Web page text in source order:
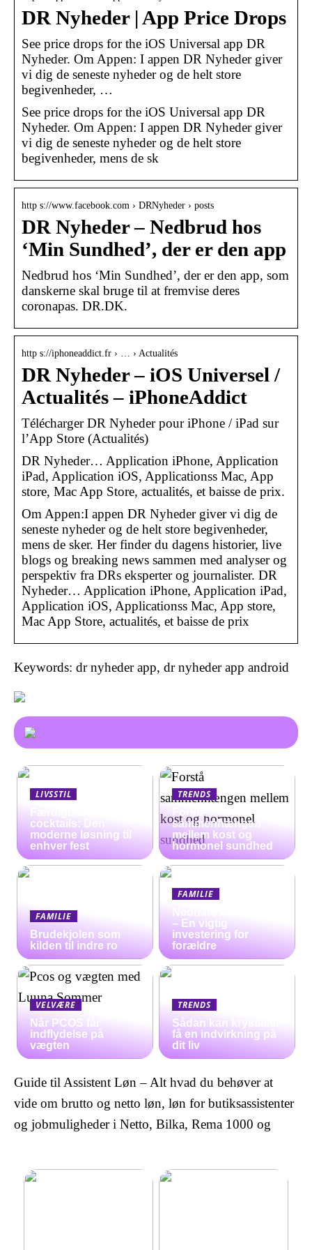
DR Nyheder | App Price Drops
See price drops for the iOS Universal app DR
Nyheder. Om Appen: I appen DR Nyheder giver
vi dig de seneste nyheder og de helt store
begivenheder, …
See price drops for the iOS Universal app DR
Nyheder. Om Appen: I appen DR Nyheder giver
vi dig de seneste nyheder og de helt store
begivenheder, mens de sk
http s://www.facebook.com › DRNyheder › posts
DR Nyheder – Nedbrud hos
‘Min Sundhed’, der er den app
Nedbrud hos ‘Min Sundhed’, der er den app, som
danskerne skal bruge til at fremvise deres
coronapas. DR.DK.
http s://iphoneaddict.fr › … › Actualités
DR Nyheder – iOS Universel /
Actualités – iPhoneAddict
Télécharger DR Nyheder pour iPhone / iPad sur
l’App Store (Actualités)
DR Nyheder… Application iPhone, Application
iPad, Application iOS, Applicationss Mac, App
store, Mac App Store, actualités, et baisse de prix.
Om Appen:I appen DR Nyheder giver vi dig de
seneste nyheder og de helt store begivenheder,
mens de sker. Her finder du dagens historier, live
blogs og breaking news sammen med analyser og
perspektiv fra DRs eksperter og journalister. DR
Nyheder… Application iPhone, Application iPad,
Application iOS, Applicationss Mac, App store,
Mac App Store, actualités, et baisse de prix
Keywords: dr nyheder app, dr nyheder app android
LIVSSTIL
Færdigblandede
cocktails: Den
moderne løsning til
enhver fest
TRENDS
Forstå
sammenhængen
mellem kost og
hormonel sundhed
FAMILIE
Brudekjolen som
kilden til indre ro
FAMILIE
Neonate babyalarm
– En vigtig
investering for
forældre
VELVÆRE
Når PCOS får
indflydelse på
vægten
TRENDS
Sådan kan krystaller
få en indvirkning på
dit liv
Guide til Assistent Løn – Alt hvad du behøver at
vide om brutto og netto løn, løn for butiksassistenter
og jobmuligheder i Netto, Bilka, Rema 1000 og